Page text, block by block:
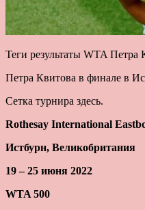
Теги результаты WTA
Петра Квитова в финале в
Сетка турнира здесь.
Rothesay International
Истбурн, Великобритания
19 – 25 июня 2022
WTA 500